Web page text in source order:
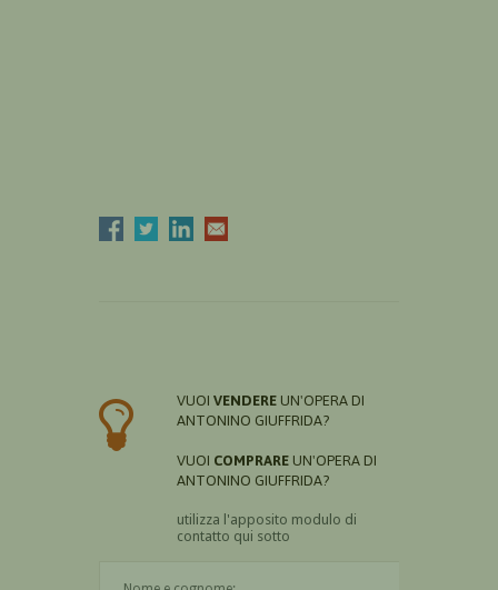
VUOI VENDERE UN'OPERA DI
ANTONINO GIUFFRIDA?
VUOI COMPRARE UN'OPERA DI
ANTONINO GIUFFRIDA?
utilizza l'apposito modulo di
contatto qui sotto